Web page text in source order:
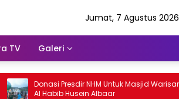
Jumat, 7 Agustus 2026
TV Galeri
Donasi Presdir NHM Untuk Masjid Warisan
Al Habib Husein Albaar